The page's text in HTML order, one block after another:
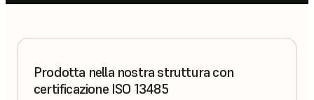
Prodotta nella nostra struttura con
certificazione ISO 13485